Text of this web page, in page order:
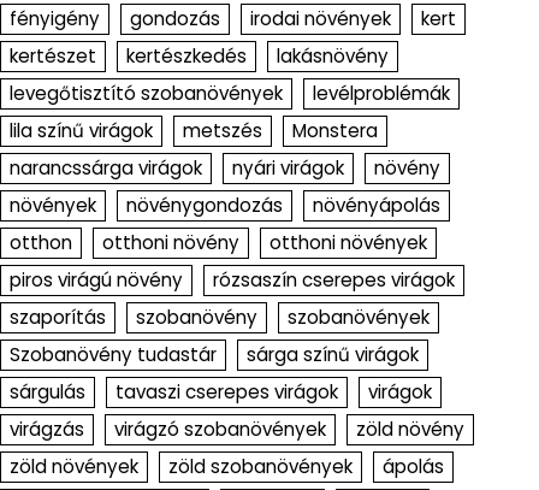
fényigény
gondozás irodai növények
kert
kertészet
kertészkedés
lakásnövény
levegőtisztító szobanövények
levélproblémák
lila színű virágok
metszés
Monstera
narancssárga virágok
nyári virágok
növény
növények
növénygondozás
növényápolás
otthon
otthoni növény
otthoni növények
piros virágú növény
rózsaszín cserepes virágok
szaporítás
szobanövény
szobanövények
Szobanövény tudastár
sárga színű virágok
sárgulás
tavaszi cserepes virágok
virágok
virágzás
virágzó szobanövények
zöld növény
zöld növények
zöld szobanövények
ápolás